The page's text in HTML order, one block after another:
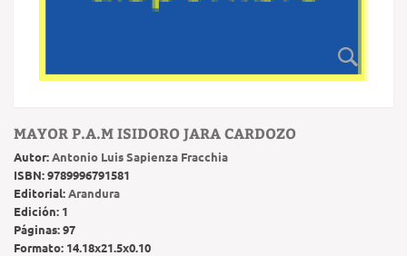
MAYOR P.A.M ISIDORO JARA CARDOZO
Autor:Antonio Luis Sapienza Fracchia
ISBN:9789996791581
Editorial:Arandura
Edición: 1
Páginas:97
Formato: 14.18x21.5x0.10